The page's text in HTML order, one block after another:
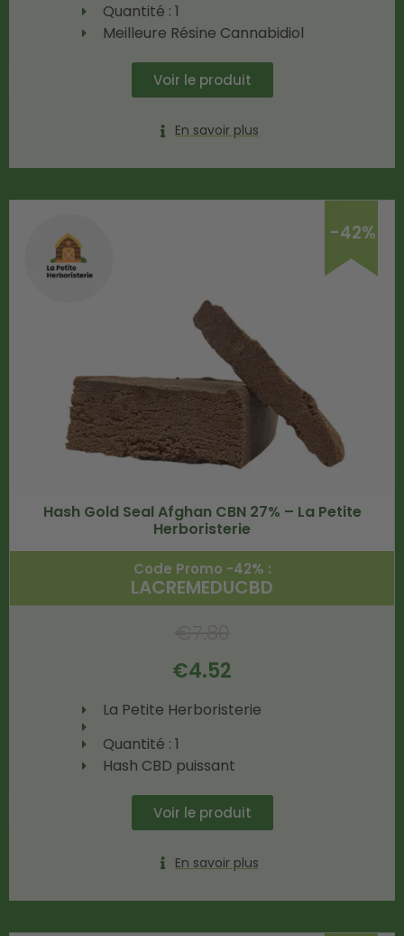
Quantité : 1
Meilleure Résine Cannabidiol
Voir le produit
En savoir plus
-42%
Hash Gold Seal Afghan CBN 27% – La Petite
Herboristerie
Code Promo -42% :
LACREMEDUCBD
€4.52
La Petite Herboristerie
Quantité : 1
Hash CBD puissant
Voir le produit
En savoir plus